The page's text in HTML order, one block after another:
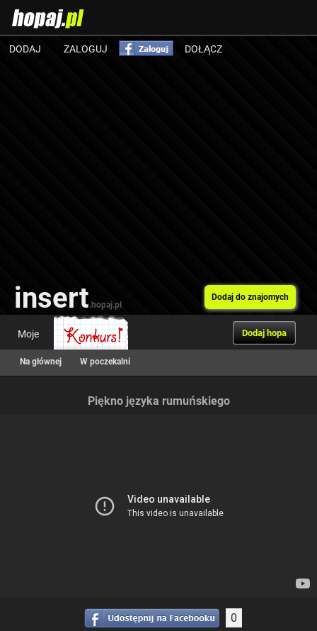
DODAJ ZALOGUJ DOŁĄCZ
insert.hopaj.pl
Dodaj do znajomych
Moje Dodaj hopa
Na głównej W poczekalni
Piękno języka rumuńskiego
0